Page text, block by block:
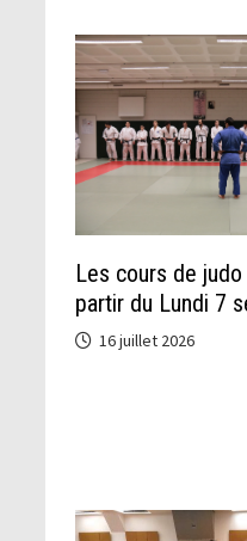
Les cours de
partir du Lundi 7
16 juillet 2026